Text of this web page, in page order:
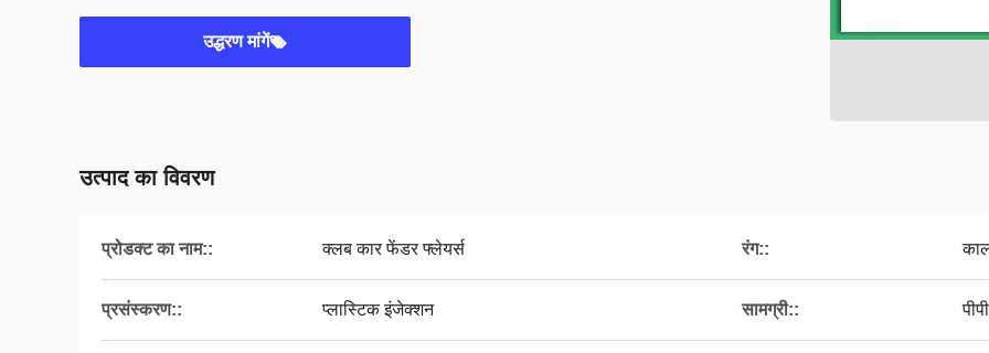
उद्धरण मांगें
उत्पाद का विवरण
प्रोडक्ट का नाम:: क्लब कार फेंडर फ्लेयर्स रंग::
प्रसंस्करण:: प्लास्टिक इंजेक्शन सामग्री:: पीपी